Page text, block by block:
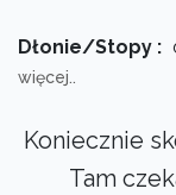
Dłonie/Stopy :
więcej..
Koniecznie
Tam